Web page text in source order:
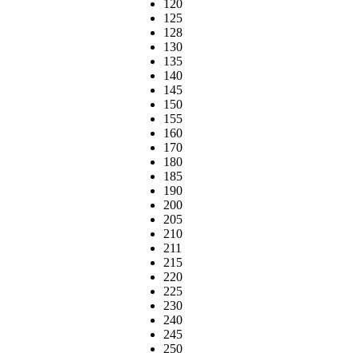
120
125
128
130
135
140
145
150
155
160
170
180
185
190
200
205
210
211
215
220
225
230
240
245
250